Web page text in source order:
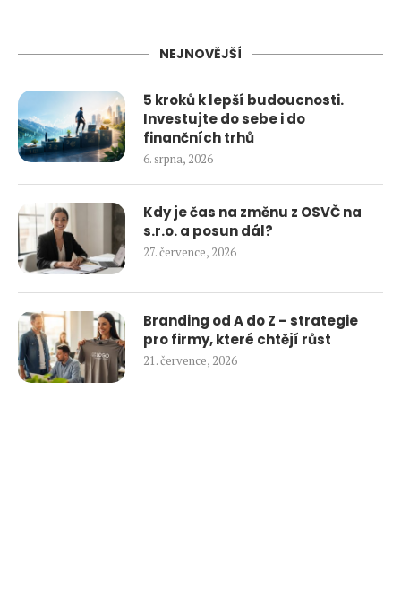
NEJNOVĚJŠÍ
5 kroků k lepší budoucnosti.
Investujte do sebe i do
finančních trhů
6. srpna, 2026
Kdy je čas na změnu z OSVČ na
s.r.o. a posun dál?
27. července, 2026
Branding od A do Z – strategie
pro firmy, které chtějí růst
21. července, 2026